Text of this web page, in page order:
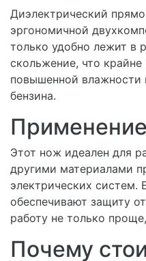
Диэлектрический
эргономичной
только удобно лежит в
скольжение, что
повышенной влажности
бензина.
Этот нож идеален для
другими материалами
электрических систем.
обеспечивают защиту
работу не только
Почему